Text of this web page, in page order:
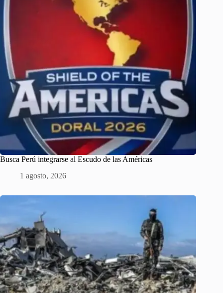
Busca Perú integrarse al Escudo de las Américas
1 agosto, 2026